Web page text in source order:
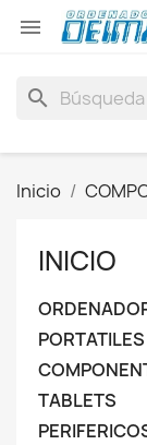

search
Inicio
INICIO
PORTATILES
TABLETS